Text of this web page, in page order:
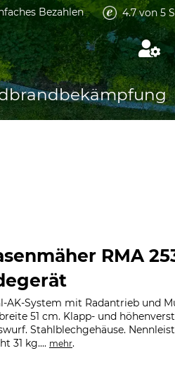
Bezahlen 4.7 von 5
RMA
AK-System mit Radantrieb und
51 cm. Klapp- und
Stahlblechgehäuse.
31 kg.... mehr.